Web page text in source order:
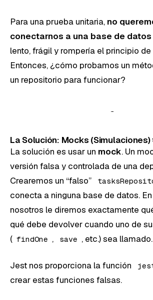
Para una prueba unitaria, no
conectarnos a una base de
lento, frágil y rompería el principio de
Entonces, ¿cómo probamos un
un repositorio para funcionar?
La Solución: Mocks (Simulaciones)
La solución es usar un mock. Un
versión falsa y controlada de una
Crearemos un “falso”
conecta a ninguna base de datos.
nosotros le diremos exactamente
qué debe devolver cuando uno de
( findOne , save , etc.) sea llamado.
Jest nos proporciona la función
crear estas funciones falsas.